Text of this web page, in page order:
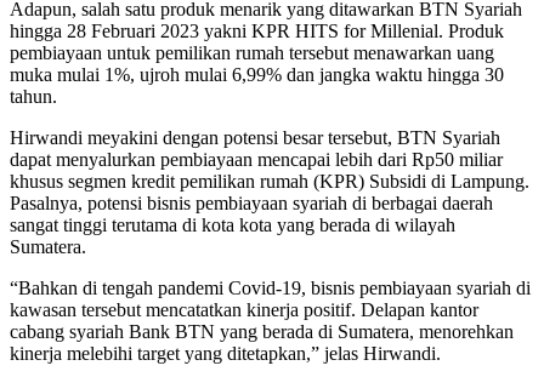
Adapun, salah satu produk menarik yang ditawarkan BTN Syariah
hingga 28 Februari 2023 yakni KPR HITS for Millenial. Produk
pembiayaan untuk pemilikan rumah tersebut menawarkan uang
muka mulai 1%, ujroh mulai 6,99% dan jangka waktu hingga 30
tahun.
Hirwandi meyakini dengan potensi besar tersebut, BTN Syariah
dapat menyalurkan pembiayaan mencapai lebih dari Rp50 miliar
khusus segmen kredit pemilikan rumah (KPR) Subsidi di Lampung.
Pasalnya, potensi bisnis pembiayaan syariah di berbagai daerah
sangat tinggi terutama di kota kota yang berada di wilayah
Sumatera.
“Bahkan di tengah pandemi Covid-19, bisnis pembiayaan syariah di
kawasan tersebut mencatatkan kinerja positif. Delapan kantor
cabang syariah Bank BTN yang berada di Sumatera, menorehkan
kinerja melebihi target yang ditetapkan,” jelas Hirwandi.